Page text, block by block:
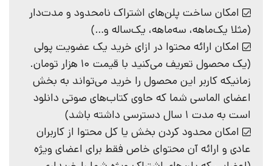
امکان ساخت‌ پلن‌های اشتراک نامحدود و مدت‌دار
(مثلا یک‌ماهه، سه‌ماهه، یک‌ساله و…)
امکان ارائه محتوا در ازای خرید یک عضویت پولی
(یک محصول تعریف می‌کنید با قیمت 10 هزار تومان.
زمانیکه کاربر این محصول را خرید می‌تواند به بخش
اعضای الماسی شما که حاوی کتاب‌های صوتی دانلود
است به مدت 1 سال دسترسی داشته باشد)
امکان محدود کردن بخش یا کل محتوا از کاربران
عادی و ارائه آن‌ محتوای خاص فقط برای اعضای ویژه